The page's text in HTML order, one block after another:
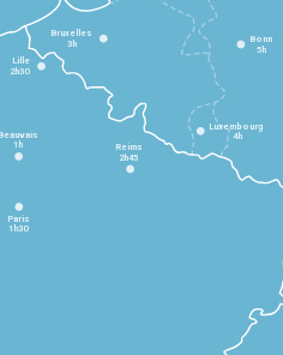
Paris
1h30
Beauvais
1h Reims
2h45
Lille
2h30
Bruxelles
3h Bonn
5h
Luxembourg
4h